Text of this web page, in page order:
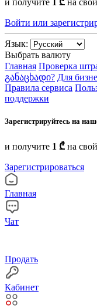
и получите 1 ₾ на
Войти или
Язык:
Выбрать валюту
Главная Проверка
განაცხადი? Для
Правила сервиса
поддержки
Зарегистрируйтесь на
и получите 1 ₾ на
Зарегистрироваться
Главная
Чат
Продать
Кабинет